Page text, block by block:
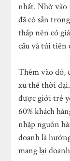
nhất. Nhờ vào
đã có sẵn
thấp nên có
cầu và túi tiền
Thêm vào đó,
xu thế thời
được giới trẻ
60% khách
nhập nguồn
doanh là
mang lại